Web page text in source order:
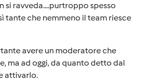
si ravveda....purtroppo spesso
tante che nemmeno il team riesce
avere un moderatore che
ma ad oggi, da quanto detto dal
attivarlo.